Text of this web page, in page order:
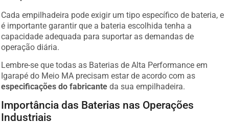
Cada empilhadeira pode exigir um tipo específico de bateria, e
é importante garantir que a bateria escolhida tenha a
capacidade adequada para suportar as demandas de
operação diária.
Lembre-se que todas as Baterias de Alta Performance em
Igarapé do Meio MA precisam estar de acordo com as
especificações do fabricante da sua empilhadeira.
Importância das Baterias nas Operações
Industriais